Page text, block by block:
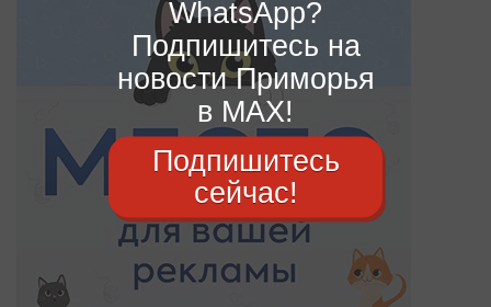
WhatsApp?
Подпишитесь на
новости Приморья
в MAX!
Подпишитесь
сейчас!